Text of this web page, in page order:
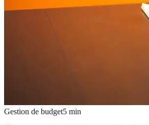
Gestion de budget5 min